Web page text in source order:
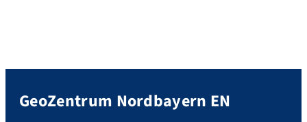
GeoZentrum Nordbayern EN